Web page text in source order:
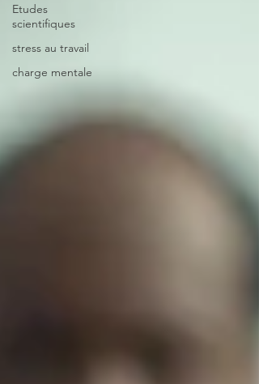
Etudes
scientifiques
stress au travail
charge mentale